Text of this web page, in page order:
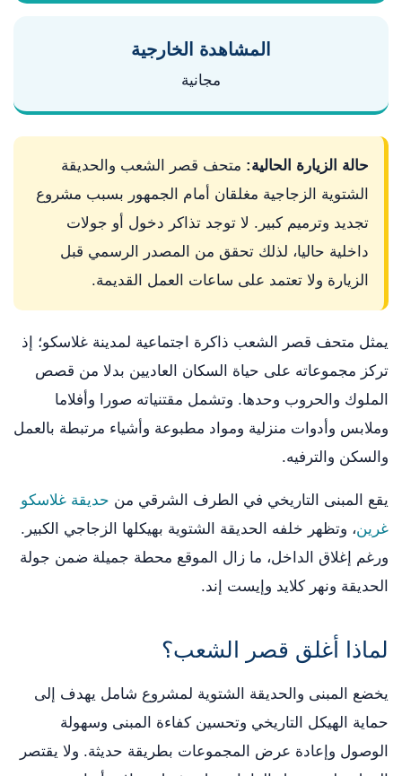
المشاهدة الخارجية
مجانية
حالة الزيارة الحالية: متحف قصر الشعب والحديقة
الشتوية الزجاجية مغلقان أمام الجمهور بسبب مشروع
تجديد وترميم كبير. لا توجد تذاكر دخول أو جولات
داخلية حاليا، لذلك تحقق من المصدر الرسمي قبل
الزيارة ولا تعتمد على ساعات العمل القديمة.
يمثل متحف قصر الشعب ذاكرة اجتماعية لمدينة غلاسكو؛ إذ
تركز مجموعاته على حياة السكان العاديين بدلا من قصص
الملوك والحروب وحدها. وتشمل مقتنياته صورا وأفلاما
وملابس وأدوات منزلية ومواد مطبوعة وأشياء مرتبطة بالعمل
والسكن والترفيه.
يقع المبنى التاريخي في الطرف الشرقي من حديقة غلاسكو
غرين، وتظهر خلفه الحديقة الشتوية بهيكلها الزجاجي الكبير.
ورغم إغلاق الداخل، ما زال الموقع محطة جميلة ضمن جولة
الحديقة ونهر كلايد وإيست إند.
لماذا أغلق قصر الشعب؟
يخضع المبنى والحديقة الشتوية لمشروع شامل يهدف إلى
حماية الهيكل التاريخي وتحسين كفاءة المبنى وسهولة
الوصول وإعادة عرض المجموعات بطريقة حديثة. ولا يقتصر